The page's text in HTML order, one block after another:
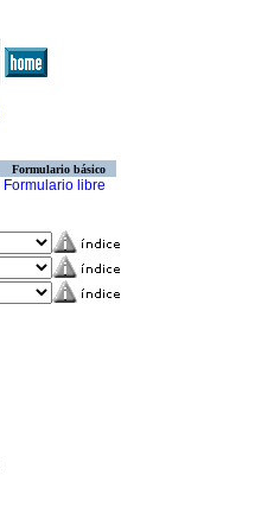
Formulario básico
Formulario libre